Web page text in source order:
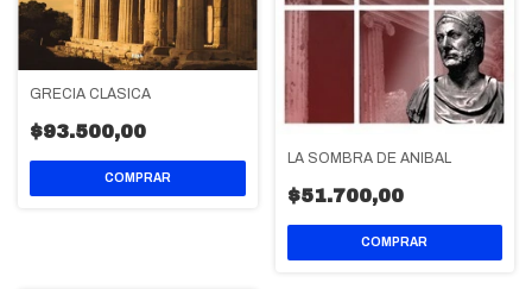
GRECIA CLÁSICA
$93.500,00
LA SOMBRA DE ANIBAL
$51.700,00